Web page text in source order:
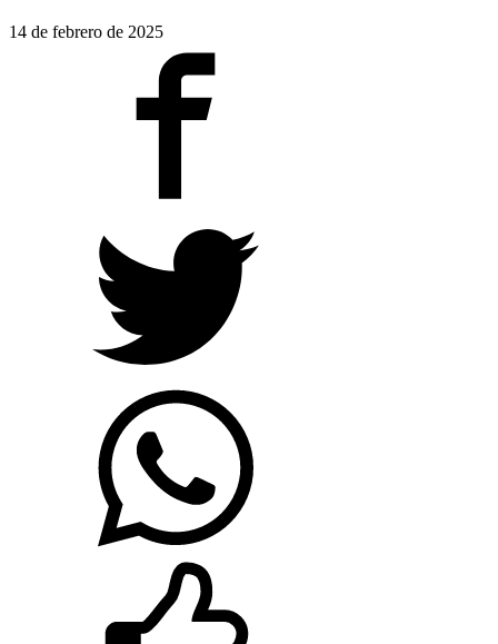
14 de febrero de 2025